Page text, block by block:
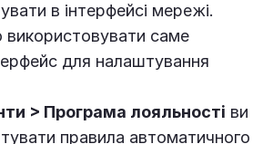
в інтерфейсі мережі.
саме
для налаштування
> Програма лояльності ви
правила автоматичного